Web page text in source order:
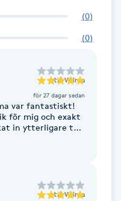
(0)
(0)
till Wilma
för 27 dagar sedan
var fantastiskt!
för mig och exakt
in ytterligare två
mellan
till Wilma